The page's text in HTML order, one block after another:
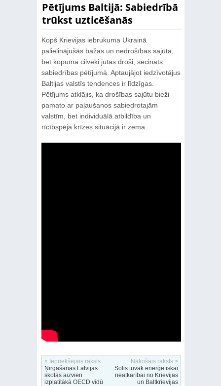
Pētījums Baltijā: Sabiedrībā
trūkst uzticēšanās
Kopš Krievijas iebrukuma Ukrainā
palielinājušās bažas un nedrošības sajūta,
bet kopumā cilvēki jūtas droši, secināts
sabiedrības pētījumā. Aptaujājot iedzīvotājus
Baltijas valstīs tendences ir līdzīgas.
Pētījums atklājis, ka drošības sajūtu bieži
pamato ar paļaušanos sabiedrotajām
valstīm, bet individuālā atbildība un
rīcībspēja krīzes situācijā ir zema.
< Iepriekšējais raksts
Ņirgāšanās Latvijas
skolās aizvien
izplatītākā OECD vidū
Nākošais raksts >
Solis tuvāk enerģētiskai
neatkarībai no Krievijas
un Baltkrievijas